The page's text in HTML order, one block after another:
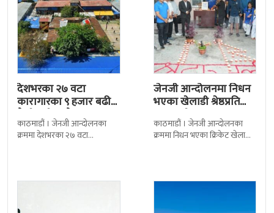
देशभरका २७ वटा
कारागारका ९ हजार बढी
कैदीबन्दी अझै फरार
काठमाडौं । जेनजी आन्दोलनका
क्रममा देशभरका २७ वटा
जेनजी आन्दोलनमा निधन
भएका खेलाडी श्रेष्ठप्रति
श्रद्धाञ्जली
काठमाडौं । जेनजी आन्दोलनका
क्रममा निधन भएका क्रिकेट खेलाडी